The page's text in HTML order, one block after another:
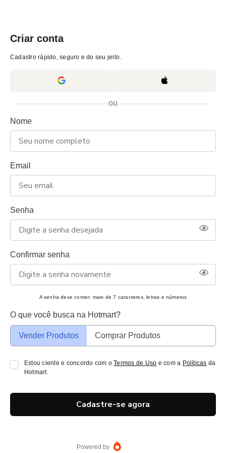
Criar conta
Cadastro rápido, seguro e do seu jeito.
ou
Nome
Email
Senha
Confirmar senha
A senha deve conter: mais de 7 caracteres, letras e números
O que você busca na Hotmart?
Vender Produtos Comprar Produtos
Estou ciente e concordo com oTermos de Uso e com a Políticas da
Hotmart.
Cadastre-se agora
Powered by